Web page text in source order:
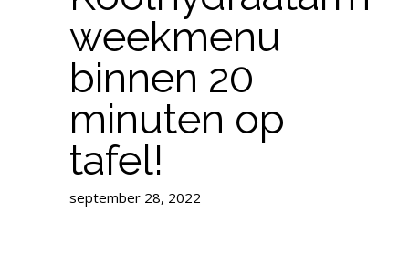
weekmenu
binnen 20
minuten op
tafel!
september 28, 2022